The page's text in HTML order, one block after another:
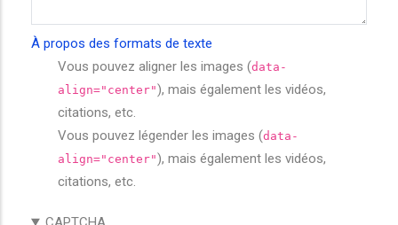
À propos des formats de texte
Vous pouvez aligner les images (data-
align="center"), mais également les vidéos,
citations, etc.
Vous pouvez légender les images (data-
align="center"), mais également les vidéos,
citations, etc.